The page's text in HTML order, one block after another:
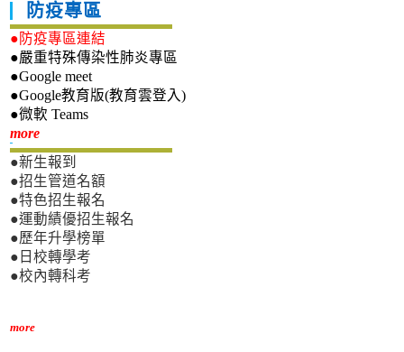
防疫專區
●防疫專區連結
●嚴重特殊傳染性肺炎專區
●Google meet
●Google教育版(教育雲登入)
●微軟 Teams
more新生專區
●新生報到
●招生管道名額
●特色招生報名
●運動績優招生報名
●歷年升學榜單
●日校轉學考
●校內轉科考
more